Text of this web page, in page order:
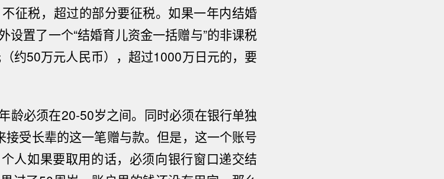
征税，超过的部分要征税。如果一年内结婚
设置了一个“结婚育儿资金一括赠与”的非课税
约50万元人民币），超过1000万日元的，要
龄必须在20-50岁之间。同时必须在银行单独
接受长辈的这一笔赠与款。但是，这一个账号
人如果要取用的话，必须向银行窗口递交结